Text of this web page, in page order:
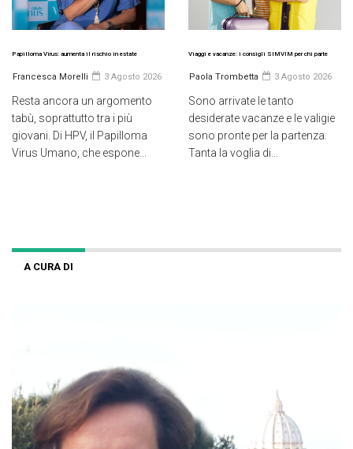
Papilloma Virus: aumenta il rischio in estate
Francesca Morelli 3 Agosto 2026
Resta ancora un argomento
tabù, soprattutto tra i più
giovani. Di HPV, il Papilloma
Virus Umano, che espone...
Viaggi e vacanze: i consigli SIMVIM per chi parte
Paola Trombetta 3 Agosto 2026
Sono arrivate le tanto
desiderate vacanze e le valigie
sono pronte per la partenza.
Tanta la voglia di...
A CURA DI